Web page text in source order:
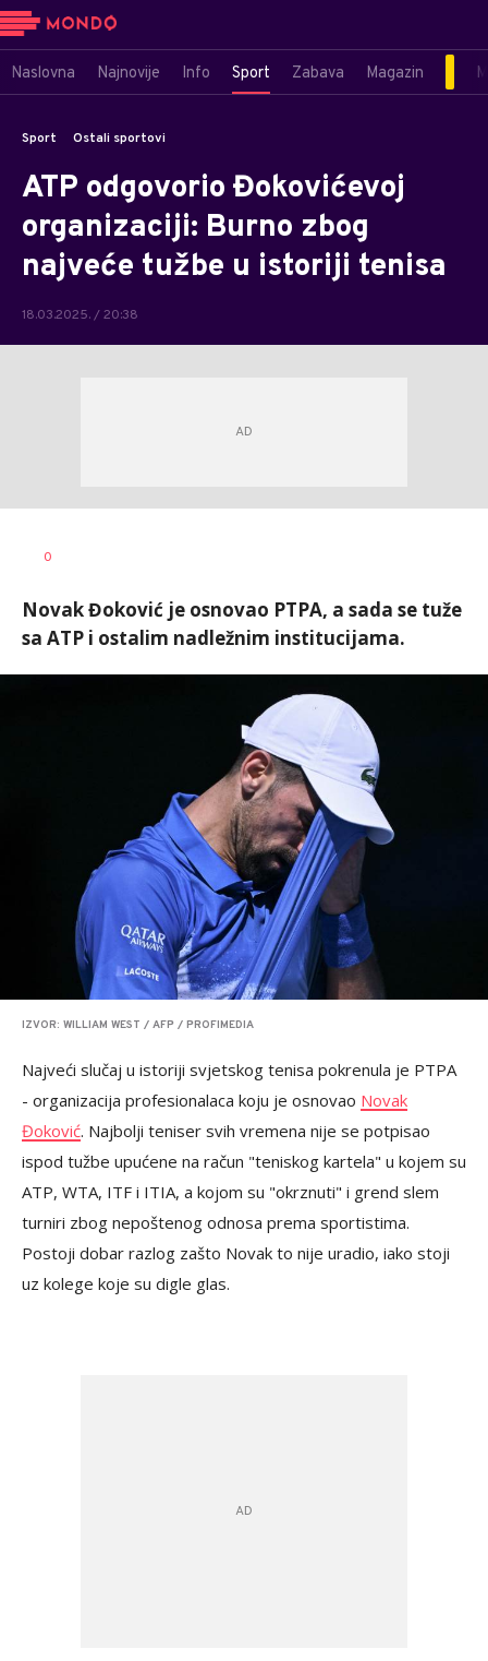
Naslovna Najnovije Info Sport Zabava Magazin
Sport Ostali sportovi
ATP odgovorio Đokovićevoj
organizaciji: Burno zbog
najveće tužbe u istoriji tenisa
18.03.2025. / 20:38
0
Novak Đoković je osnovao PTPA, a sada se tuže
sa ATP i ostalim nadležnim institucijama.
IZVOR: WILLIAM WEST / AFP / PROFIMEDIA
Najveći slučaj u istoriji svjetskog tenisa pokrenula je PTPA
- organizacija profesionalaca koju je osnovao Novak
Đoković. Najbolji teniser svih vremena nije se potpisao
ispod tužbe upućene na račun "teniskog kartela" u kojem su
ATP, WTA, ITF i ITIA, a kojom su "okrznuti" i grend slem
turniri zbog nepoštenog odnosa prema sportistima.
Postoji dobar razlog zašto Novak to nije uradio, iako stoji
uz kolege koje su digle glas.